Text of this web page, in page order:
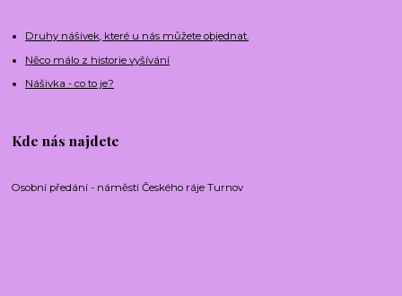
Druhy nášivek, které u nás můžete objednat.
Něco málo z historie vyšívání
Nášivka - co to je?
Kde nás najdete
Osobní předání - náměstí Českého ráje Turnov